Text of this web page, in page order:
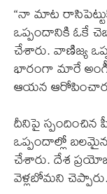
“నా మాట
ఒప్పందానికి ఓకే
చేశారు. వాణిజ్య
భారంగా మారే
ఆయన
దీనిపై
ఒప్పందాల్లో
చేశారు. దేశ
వెళ్లబోమని చెప్పారు.